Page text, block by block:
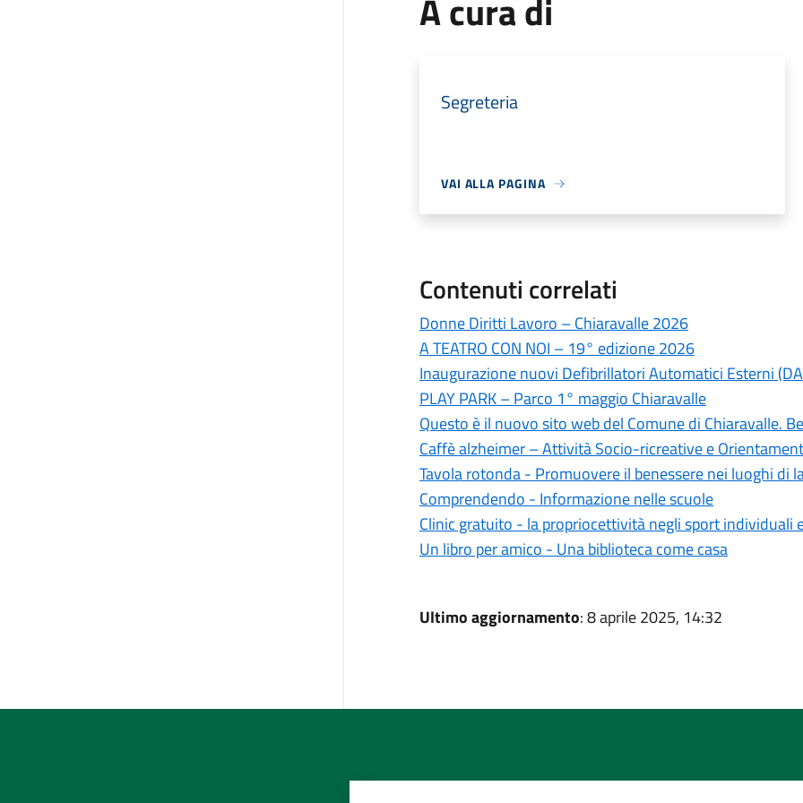
A cura di
Segreteria
VAI ALLA PAGINA
Contenuti correlati
Donne Diritti Lavoro – Chiaravalle 2026
A TEATRO CON NOI – 19° edizione 2026
Inaugurazione nuovi Defibrillatori Automatici Esterni
PLAY PARK – Parco 1° maggio Chiaravalle
Questo è il nuovo sito web del Comune di Chiaravalle.
Caffè alzheimer – Attività Socio-ricreative e
Tavola rotonda - Promuovere il benessere nei luoghi di
Comprendendo - Informazione nelle scuole
Clinic gratuito - la propriocettività negli sport individuali
Un libro per amico - Una biblioteca come casa
Ultimo aggiornamento: 8 aprile 2025, 14:32